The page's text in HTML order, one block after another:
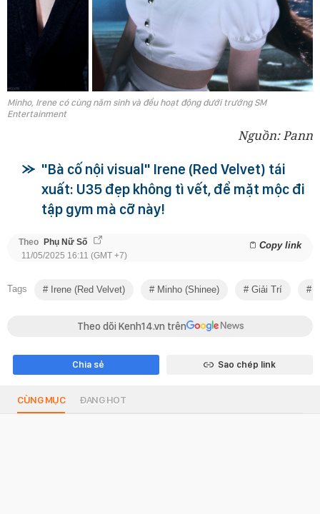
Minho, Irene có cùng năm sinh và đều hoạt động dưới trướng SM
Entertainment
Nguồn: Pann
"Bà cố nội visual" Irene (Red Velvet) tái
xuất: U35 đẹp không tì vết, để mặt mộc đi
tập gym mà cỡ này!
Theo Phụ Nữ Số Copy link
11/05/2025 16:11 (GMT +7)
Tags Irene (Red Velvet) Minho (shinee) Giải Trí
Theo dõi Kenh14.vn trên
Chia sẻ Sao chép link
CÙNG MỤC ĐANG HOT